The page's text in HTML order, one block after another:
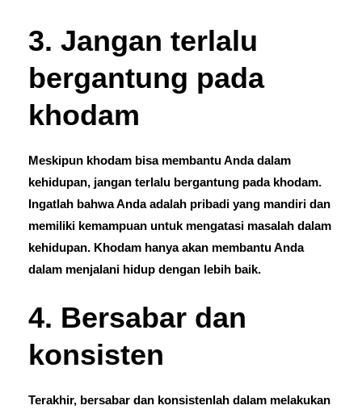
3. Jangan terlalu
bergantung pada
khodam
Meskipun khodam bisa membantu Anda dalam
kehidupan, jangan terlalu bergantung pada khodam.
Ingatlah bahwa Anda adalah pribadi yang mandiri dan
memiliki kemampuan untuk mengatasi masalah dalam
kehidupan. Khodam hanya akan membantu Anda
dalam menjalani hidup dengan lebih baik.
4. Bersabar dan
konsisten
Terakhir, bersabar dan konsistenlah dalam melakukan